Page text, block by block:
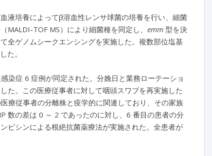
液培養によってβ溶血性レンサ球菌の培養を行い、細菌
TOF MS）により細菌種を同定し、 emm 型を決
全ゲノムシークエンシングを実施した。複数部位塩基
た。
染症 6 症例が同定された。分娩日と業務ローテーショ
た。この医療従事者に対して咽頭スワブを再実施した
療従事者の分離株と疫学的に関連しており、その家族
数の差は 0 ～ 2 であったのに対し、6 番目の患者の分
ピシンによる根絶抗菌薬療法が実施された。全患者が